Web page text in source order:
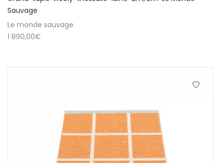
Sauvage
Le monde sauvage
1 890,00€